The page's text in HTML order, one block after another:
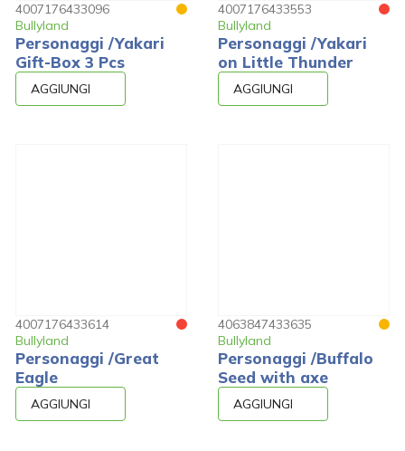
4007176433096
Bullyland
Personaggi /Yakari
Gift-Box 3 Pcs
AGGIUNGI
4007176433553
Bullyland
Personaggi /Yakari
on Little Thunder
AGGIUNGI
4007176433614
Bullyland
Personaggi /Great
Eagle
AGGIUNGI
4063847433635
Bullyland
Personaggi /Buffalo
Seed with axe
AGGIUNGI